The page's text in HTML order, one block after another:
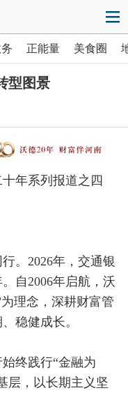
正能量 美食圈
型图景
年系列报道之四
。2026年，交通银
自2006年启航，沃
理念，深耕财富管
稳健成长。
终践行“金融为
层，以长期主义坚